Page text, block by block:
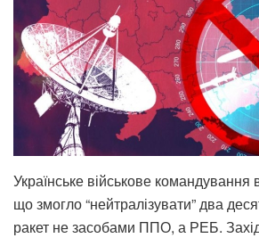
Українське військове
що змогло “нейтралізувати” два
ракет не засобами ППО, а РЕБ.